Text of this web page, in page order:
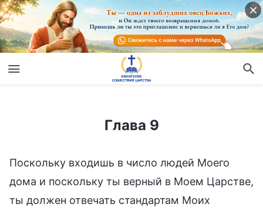
Глава 9
Поскольку входишь в число людей Моего
дома и поскольку ты верный в Моем Царстве,
ты должен отвечать стандартам Моих